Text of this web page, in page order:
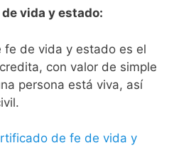
vida y estado:
fe de vida y estado es el
con valor de simple
persona está viva, así
de fe de vida y